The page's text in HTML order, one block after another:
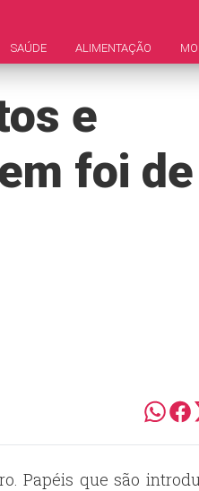
SAÚDE ALIMENTAÇÃO
e
foi de
Papéis que são